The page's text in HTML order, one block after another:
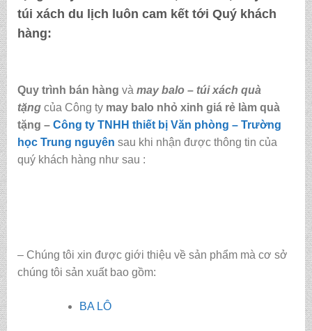
túi xách du lịch luôn cam kết tới Quý khách
hàng:
Quy trình bán hàng và may balo – túi xách quà
tặng của Công ty may balo nhỏ xinh giá rẻ làm quà
tặng – Công ty TNHH thiết bị Văn phòng – Trường
học Trung nguyên sau khi nhận được thông tin của
quý khách hàng như sau :
– Chúng tôi xin được giới thiệu về sản phẩm mà cơ sở
chúng tôi sản xuất bao gồm:
BA LÔ